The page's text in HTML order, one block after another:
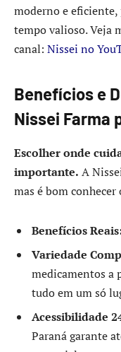
moderno e eficiente,
tempo valioso. Veja
canal: Nissei no
Benefícios e
Nissei Farma
Escolher onde
importante. A
mas é bom
Benefícios
Variedade
medicamentos a
tudo em um só
Acessibilidade
Paraná garante